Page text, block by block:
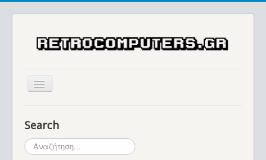
Μουσείο
Search
Αναζήτηση...